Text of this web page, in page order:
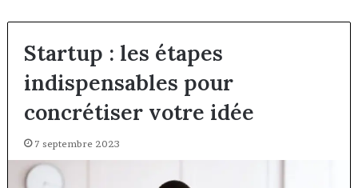
Startup : les étapes
indispensables pour
concrétiser votre idée
7 septembre 2023